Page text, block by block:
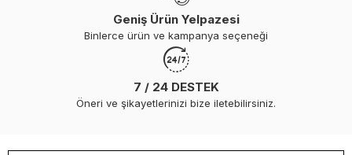
Geniş Ürün Yelpazesi
Binlerce ürün ve kampanya seçeneği
7 / 24 DESTEK
Öneri ve şikayetlerinizi bize iletebilirsiniz.